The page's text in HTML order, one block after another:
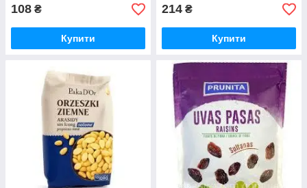
108 ₴
Купити
214 ₴
Купити